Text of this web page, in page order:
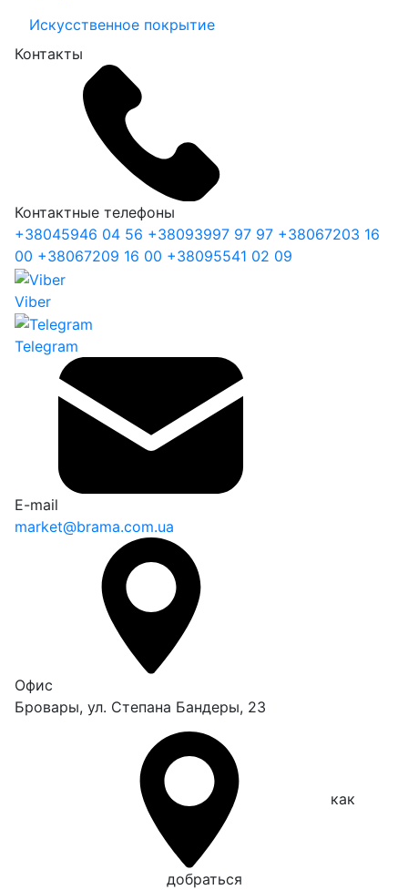
Искусственное покрытие
Контакты
Контактные телефоны
+38045946 04 56 +38093997 97 97 +38067203 16
00 +38067209 16 00 +38095541 02 09
Viber
Telegram
E-mail
market@brama.com.ua
Офис
Бровары, ул. Степана Бандеры, 23
как
добраться